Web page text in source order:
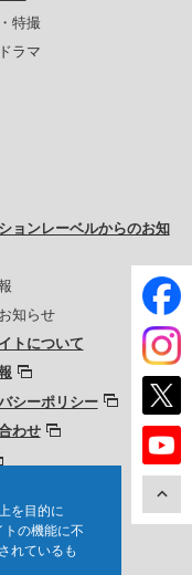
を目的に
の機能に不
れているも
特撮
ラマ
ョンレーベルからのお知
知らせ
トについて
シーポリシー
わせ